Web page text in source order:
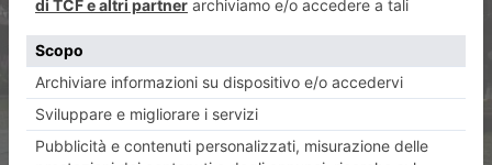
Sestriere: al via la campagna
“Adotta un fiore 2023”